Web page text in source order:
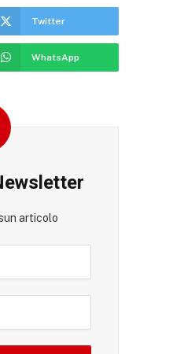
Twitter
WhatsApp
articolo